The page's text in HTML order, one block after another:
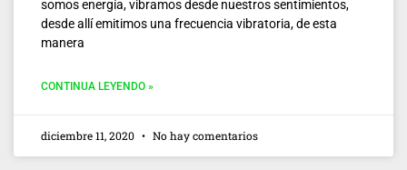
somos energía, vibramos desde nuestros sentimientos,
desde allí emitimos una frecuencia vibratoria, de esta
manera
CONTINUA LEYENDO »
diciembre 11, 2020 No hay comentarios